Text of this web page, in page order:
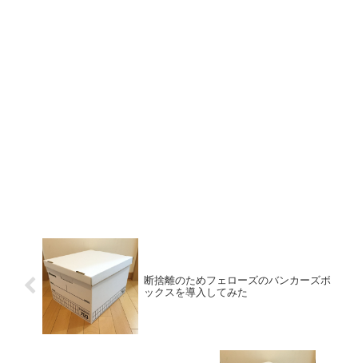
断捨離のためフェローズのバンカーズボ
ックスを導入してみた